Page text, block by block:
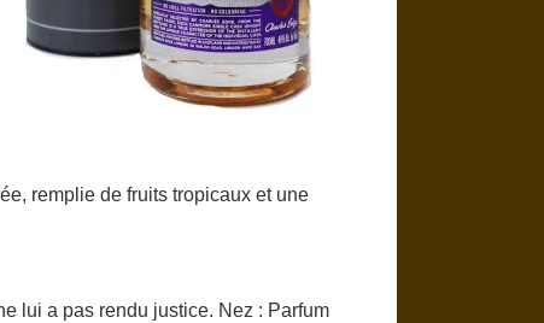
remplie de fruits tropicaux et une
lui a pas rendu justice. Nez : Parfum